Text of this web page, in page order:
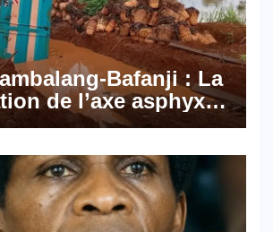
Bafanji : La
de l’axe asphyxie
économiques